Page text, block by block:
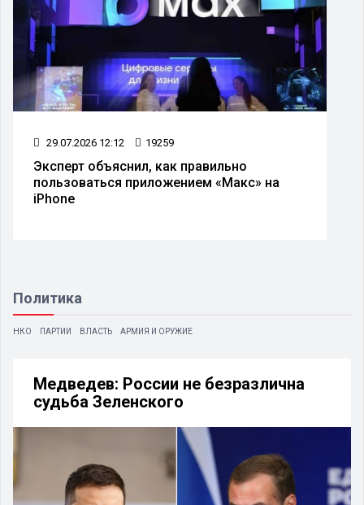
29.07.2026 12:12 19259
Эксперт объяснил, как правильно
пользоваться приложением «Макс» на
iPhone
Политика
НКО ПАРТИИ ВЛАСТЬ АРМИЯ И ОРУЖИЕ
Медведев: России не безразлична
судьба Зеленского